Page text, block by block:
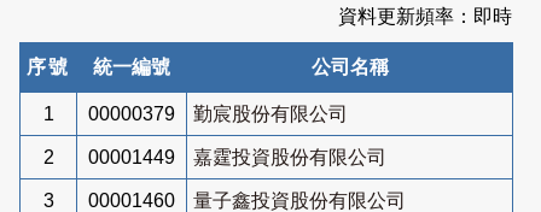
資料更新頻率：即時
序號 統一編號 公司名稱
1 00000379 勤宸股份有限公司
2 00001449 嘉霆投資股份有限公司
3 00001460 量子鑫投資股份有限公司